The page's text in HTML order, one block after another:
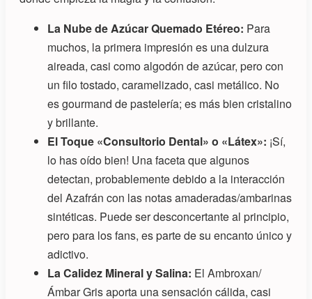
La Nube de Azúcar Quemado Etéreo: Para
muchos, la primera impresión es una dulzura
aireada, casi como algodón de azúcar, pero con
un filo tostado, caramelizado, casi metálico. No
es gourmand de pastelería; es más bien cristalino
y brillante.
El Toque «Consultorio Dental» o «Látex»: ¡Sí,
lo has oído bien! Una faceta que algunos
detectan, probablemente debido a la interacción
del Azafrán con las notas amaderadas/ambarinas
sintéticas. Puede ser desconcertante al principio,
pero para los fans, es parte de su encanto único y
adictivo.
La Calidez Mineral y Salina: El Ambroxan/
Ámbar Gris aporta una sensación cálida, casi